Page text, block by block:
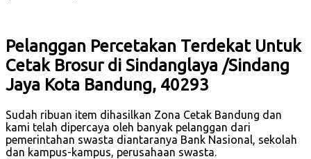
Pelanggan Percetakan Terdekat Untuk
Cetak Brosur di Sindanglaya /Sindang
Jaya Kota Bandung, 40293
Sudah ribuan item dihasilkan Zona Cetak Bandung dan
kami telah dipercaya oleh banyak pelanggan dari
pemerintahan swasta diantaranya Bank Nasional, sekolah
dan kampus-kampus, perusahaan swasta.